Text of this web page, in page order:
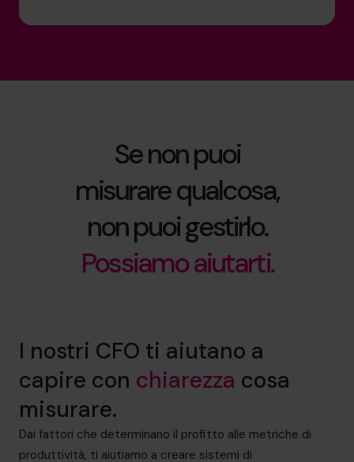
Se non puoi
misurare qualcosa,
non puoi gestirlo.
Possiamo aiutarti.
I nostri CFO ti aiutano a
capire con chiarezza cosa
misurare.
Dai fattori che determinano il profitto alle metriche di
produttività, ti aiutiamo a creare sistemi di